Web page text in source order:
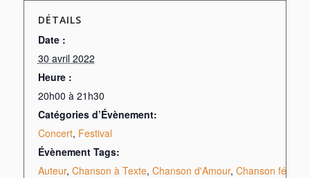
DÉTAILS
Date :
30 avril 2022
Heure :
20h00 à 21h30
Catégories d’Évènement:
Concert, Festival
Évènement Tags:
Auteur, Chanson à Texte, Chanson d'Amour, Chanson féroce